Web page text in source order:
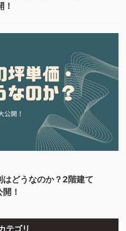
どうなのか？2階建て
！
テゴリ